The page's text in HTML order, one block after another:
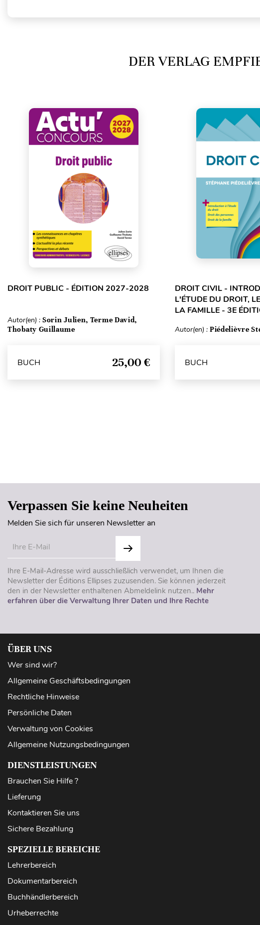
DER VERLAG
DROIT PUBLIC - ÉDITION 2027-2028
Autor(en) : Sorin Julien, Terme David,
Thobaty Guillaume
BUCH 25,00 €
DROIT CIVIL -
L'ÉTUDE DU DROIT,
LA FAMILLE - 3E
Autor(en) : Piédelièvre
BUCH
Verpassen Sie keine Neuheiten
Melden Sie sich für unseren Newsletter an
Ihre E-Mail-Adresse wird ausschließlich verwendet, um Ihnen die
Newsletter der Éditions Ellipses zuzusenden. Sie können jederzeit
den in der Newsletter enthaltenen Abmeldelink nutzen.. Mehr
erfahren über die Verwaltung Ihrer Daten und Ihre Rechte
ÜBER UNS
Wer sind wir?
Allgemeine Geschäftsbedingungen
Rechtliche Hinweise
Persönliche Daten
Verwaltung von Cookies
Allgemeine Nutzungsbedingungen
DIENSTLEISTUNGEN
Brauchen Sie Hilfe ?
Lieferung
Kontaktieren Sie uns
Sichere Bezahlung
SPEZIELLE BEREICHE
Lehrerbereich
Dokumentarbereich
Buchhändlerbereich
Urheberrechte